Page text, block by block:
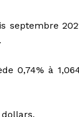
septembre
0,74% à
dollars.